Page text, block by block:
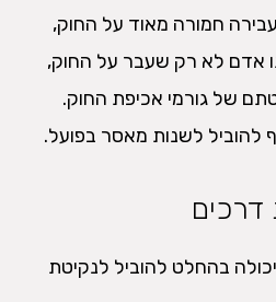
חמורה מאוד על החוק,
אדם לא רק שעבר על החוק,
של גורמי אכיפת החוק.
להוביל לשנות מאסר בפועל.
דרכים
בהחלט להוביל לנקיטת